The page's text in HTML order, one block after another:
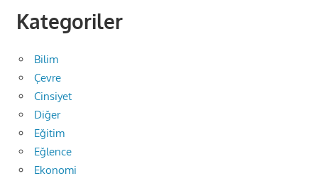
Kategoriler
Bilim
Çevre
Cinsiyet
Diğer
Eğitim
Eğlence
Ekonomi